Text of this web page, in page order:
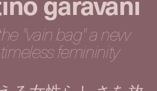
"vain bag" a new
femininity